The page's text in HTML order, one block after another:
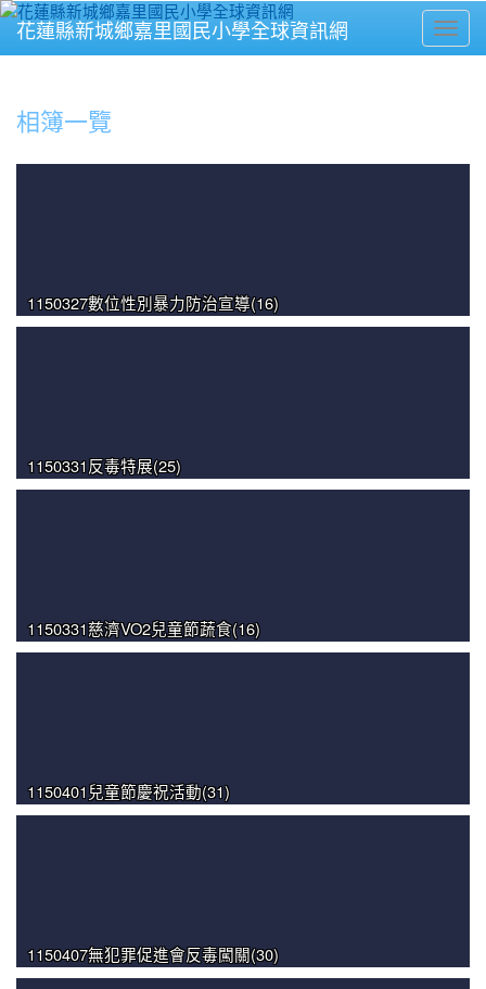
⏸
花蓮縣新城鄉嘉里國民小學全球資訊網
相簿一覽
1150327數位性別暴力防治宣導(16)
1150331反毒特展(25)
1150331慈濟VO2兒童節蔬食(16)
1150401兒童節慶祝活動(31)
1150407無犯罪促進會反毒闖關(30)